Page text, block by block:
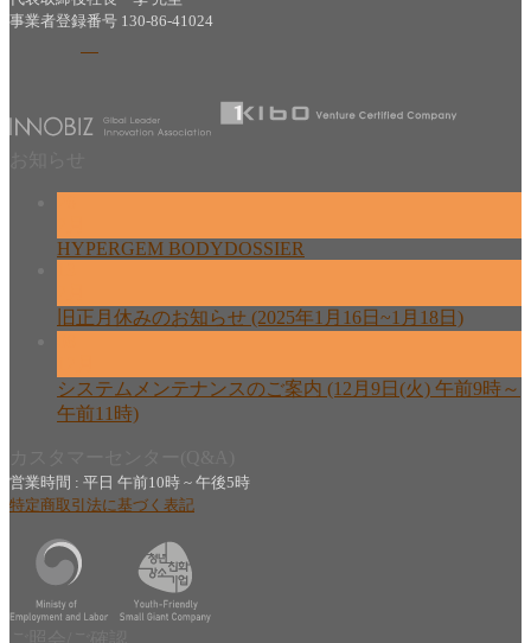
事業者登録番号 130-86-41024
HYPERGEM BODYDOSSIER
旧正月休みのお知らせ (2025年1月16日~1月18日)
システムメンテナンスのご案内 (12月9日(火) 午前9時～
午前11時)
営業時間 : 平日 午前10時 ~ 午後5時
特定商取引法に基づく表記